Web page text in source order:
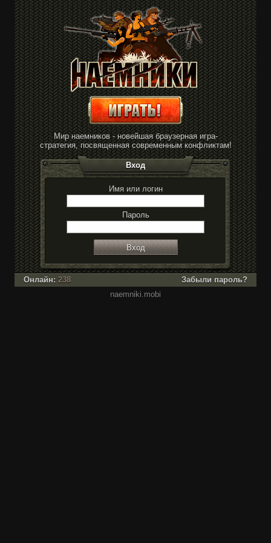
Мир наемников - новейшая браузерная игра-
стратегия, посвященная современным конфликтам!
Вход
Имя или логин
Пароль
Онлайн: 238
Забыли пароль?
naemniki.mobi